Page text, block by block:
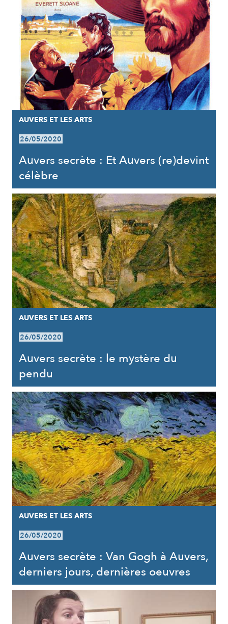
AUVERS ET LES ARTS
26/05/2020
Auvers secrète : Et Auvers (re)devint
célèbre
AUVERS ET LES ARTS
26/05/2020
Auvers secrète : le mystère du
pendu
AUVERS ET LES ARTS
26/05/2020
Auvers secrète : Van Gogh à Auvers,
derniers jours, dernières oeuvres